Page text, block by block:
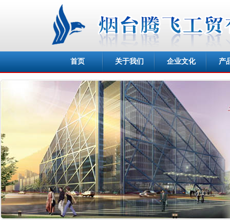
首页 关于我们 企业文化 产